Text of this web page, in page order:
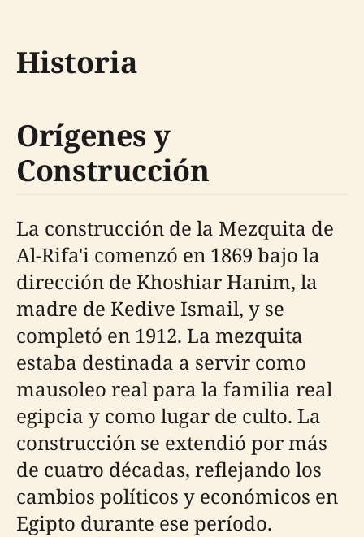
Historia
Orígenes y
Construcción
La construcción de la Mezquita de
Al-Rifa'i comenzó en 1869 bajo la
dirección de Khoshiar Hanim, la
madre de Kedive Ismail, y se
completó en 1912. La mezquita
estaba destinada a servir como
mausoleo real para la familia real
egipcia y como lugar de culto. La
construcción se extendió por más
de cuatro décadas, reflejando los
cambios políticos y económicos en
Egipto durante ese período.